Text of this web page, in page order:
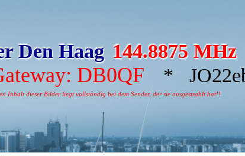
Den Haag 144.8875 MHz
DB0QF *
Inhalt dieser Bilder liegt vollständig bei dem Sender, der sie ausgestrahlt hat!!